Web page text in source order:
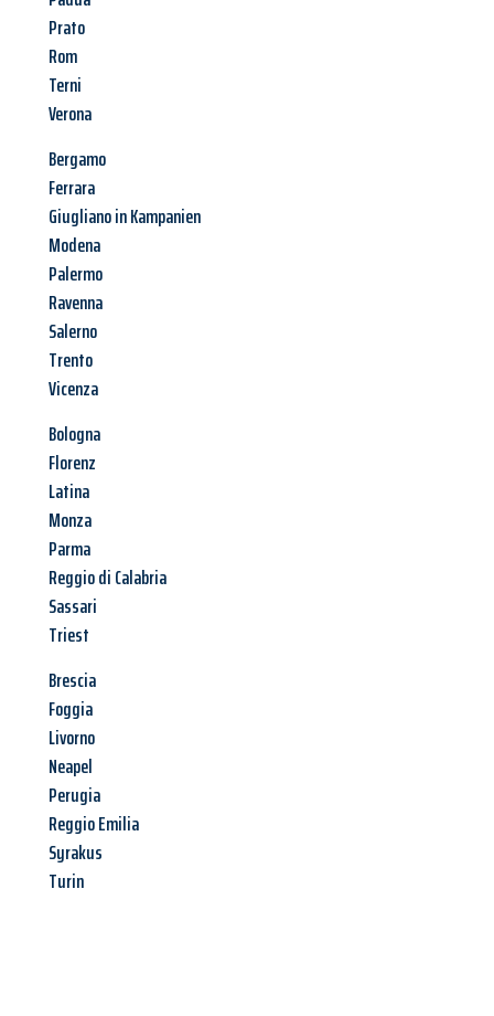
Prato
Rom
Terni
Verona
Bergamo
Ferrara
Giugliano in Kampanien
Modena
Palermo
Ravenna
Salerno
Trento
Vicenza
Bologna
Florenz
Latina
Monza
Parma
Reggio di Calabria
Sassari
Triest
Brescia
Foggia
Livorno
Neapel
Perugia
Reggio Emilia
Syrakus
Turin